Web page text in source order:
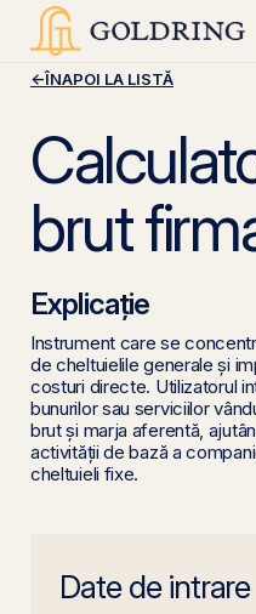
←ÎNAPOI LA LISTĂ
brut
Explicație
Instrument care se
de cheltuielile generale și
costuri directe. Utilizatorul
bunurilor sau serviciilor
brut și marja aferentă,
activității de bază a
cheltuieli fixe.
Date de intrare